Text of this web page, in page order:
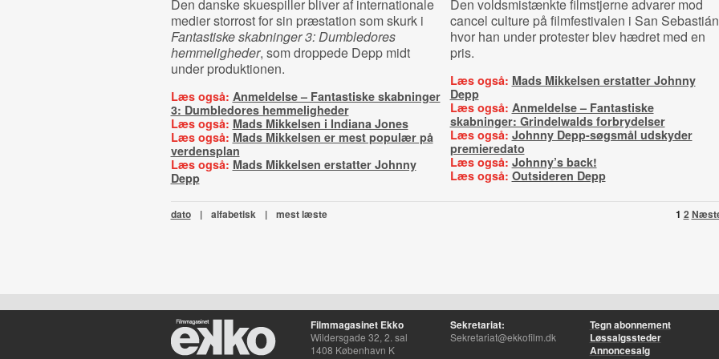
Den danske skuespiller bliver af internationale
medier storrost for sin præstation som skurk i
Fantastiske skabninger 3: Dumbledores
hemmeligheder, som droppede Depp midt
under produktionen.
Læs også: Anmeldelse – Fantastiske skabninger
3: Dumbledores hemmeligheder
Læs også: Mads Mikkelsen i Indiana Jones
Læs også: Mads Mikkelsen er mest populær på
verdensplan
Læs også: Mads Mikkelsen erstatter Johnny
Depp
Den voldsmistænkte filmstjerne advarer mod
cancel culture på filmfestivalen i San
hvor han under protester blev hædret med en
pris.
Læs også: Mads Mikkelsen erstatter Johnny
Depp
Læs også: Anmeldelse – Fantastiske
skabninger: Grindelwalds forbrydelser
Læs også: Johnny Depp-søgsmål udskyder
premieredato
Læs også: Johnny’s back!
Læs også: Outsideren Depp
1 2
dato | alfabetisk | mest læste
Filmmagasinet Ekko
Wildersgade 32, 2. sal
1408 København K
Sekretariat:
Sekretariat@ekkofilm.dk
Tegn abonnement
Løssalgssteder
Annoncesalg